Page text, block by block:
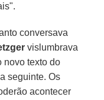
conversava
vislumbrava
novo texto do
seguinte. Os
acontecer